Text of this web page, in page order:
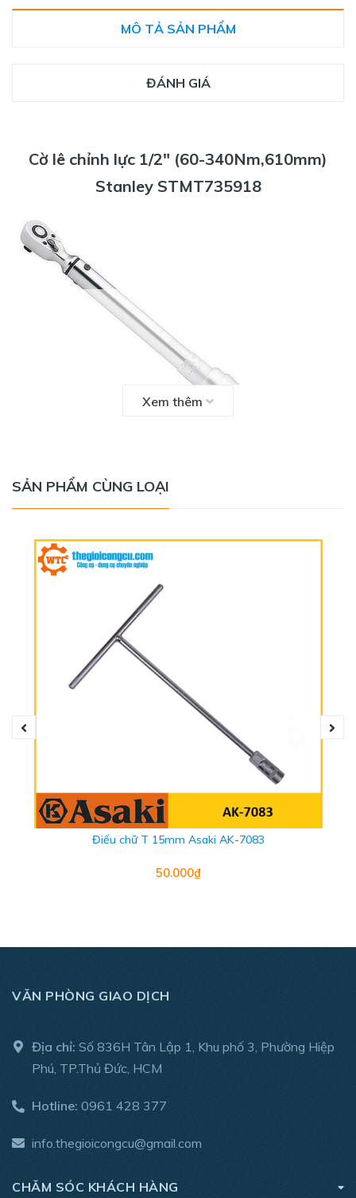
MÔ TẢ SẢN PHẨM
ĐÁNH GIÁ
Cờ lê chỉnh lực 1/2" (60-340Nm,610mm)
Stanley STMT735918
- Thương hiệu: Stanley
- Khả năng xiết lực: 60-340Nm
- Dải momen: 51.6-258.1 FT. Lb
- Độ chia: 2Nm
- Chiều rộng: 41mm
Xem thêm
SẢN PHẨM CÙNG LOẠI
Điếu chữ T 15mm Asaki AK-7083
50.000₫
VĂN PHÒNG GIAO DỊCH
Địa chỉ: Số 836H Tân Lập 1, Khu phố 3, Phường Hiệp
Phú, TP.Thủ Đức, HCM
Hotline: 0961 428 377
info.thegioicongcu@gmail.com
CHĂM SÓC KHÁCH HÀNG